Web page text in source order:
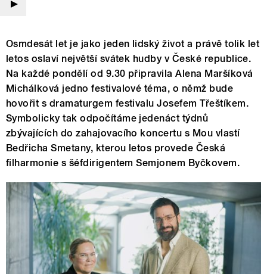
Osmdesát let je jako jeden lidský život a právě tolik let
letos oslaví největší svátek hudby v České republice.
Na každé pondělí od 9.30 připravila Alena Maršíková
Michálková jedno festivalové téma, o němž bude
hovořit s dramaturgem festivalu Josefem Třeštíkem.
Symbolicky tak odpočítáme jedenáct týdnů
zbývajících do zahajovacího koncertu s Mou vlastí
Bedřicha Smetany, kterou letos provede Česká
filharmonie s šéfdirigentem Semjonem Byčkovem.